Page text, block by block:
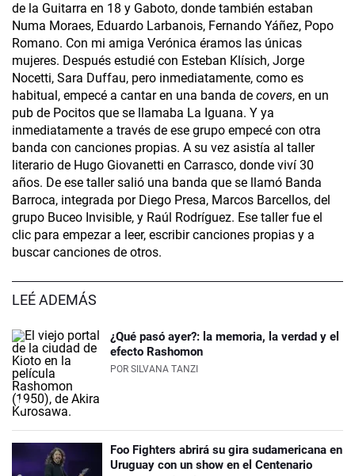
de la Guitarra en 18 y Gaboto, donde también estaban
Numa Moraes, Eduardo Larbanois, Fernando Yáñez, Popo
Romano. Con mi amiga Verónica éramos las únicas
mujeres. Después estudié con Esteban Klísich, Jorge
Nocetti, Sara Duffau, pero inmediatamente, como es
habitual, empecé a cantar en una banda de covers, en un
pub de Pocitos que se llamaba La Iguana. Y ya
inmediatamente a través de ese grupo empecé con otra
banda con canciones propias. A su vez asistía al taller
literario de Hugo Giovanetti en Carrasco, donde viví 30
años. De ese taller salió una banda que se llamó Banda
Barroca, integrada por Diego Presa, Marcos Barcellos, del
grupo Buceo Invisible, y Raúl Rodríguez. Ese taller fue el
clic para empezar a leer, escribir canciones propias y a
buscar canciones de otros.
LEÉ ADEMÁS
¿Qué pasó ayer?: la memoria, la verdad y el
efecto Rashomon
POR SILVANA TANZI
Foo Fighters abrirá su gira sudamericana en
Uruguay con un show en el Centenario